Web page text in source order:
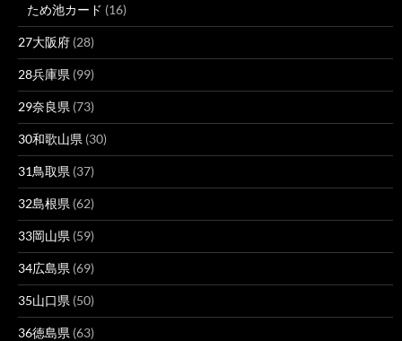
ため池カード (16)
27大阪府 (28)
28兵庫県 (99)
29奈良県 (73)
30和歌山県 (30)
31鳥取県 (37)
32島根県 (62)
33岡山県 (59)
34広島県 (69)
35山口県 (50)
36徳島県 (63)